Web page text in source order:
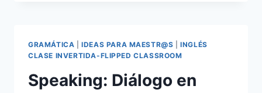
GRAMÁTICA |IDEAS PARA MAESTR@S |INGLÉS
CLASE INVERTIDA-FLIPPED CLASSROOM
Speaking: Diálogo en